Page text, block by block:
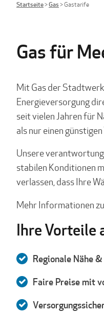
Startseite>Gas >Gastarife
Gas für
Mit Gas der
Energieversorgung
seit vielen Jahren für
als nur einen günstigen
Unsere
stabilen Konditionen
verlassen, dass Ihre
Mehr Informationen
Ihre Vorteile
Regionale Nähe
Faire Preise mit